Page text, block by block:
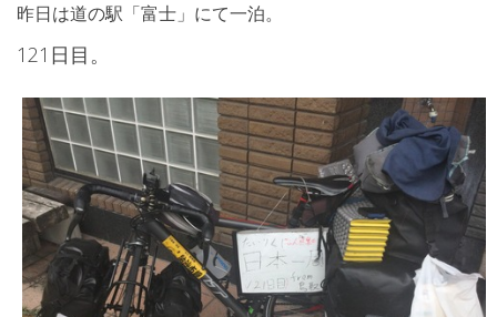
昨日は道の駅「富士」にて一泊。
121日目。